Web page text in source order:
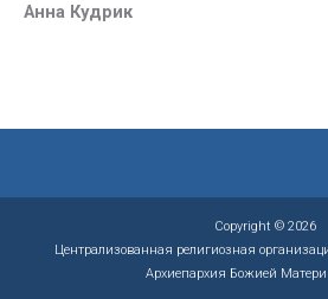
Анна Кудрик
Copyright © 2026
Централизованная религиозная
Архиепархия Божией